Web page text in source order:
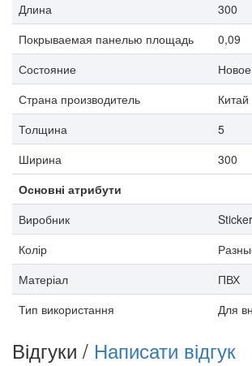
Длина
300
Покрываемая панелью площадь
0,09
Состояние
Новое
Страна производитель
Китай
Толщина
5
Ширина
300
Основні атрибути
Виробник
Колір
Матеріал
ПВХ
Тип використання
Для
Відгуки / Написати відгук